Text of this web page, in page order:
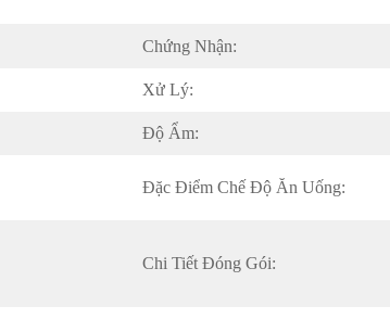
Chứng Nhận:
Xử Lý:
Độ Ẩm:
Đặc Điểm Chế Độ Ăn Uống:
Chi Tiết Đóng Gói: